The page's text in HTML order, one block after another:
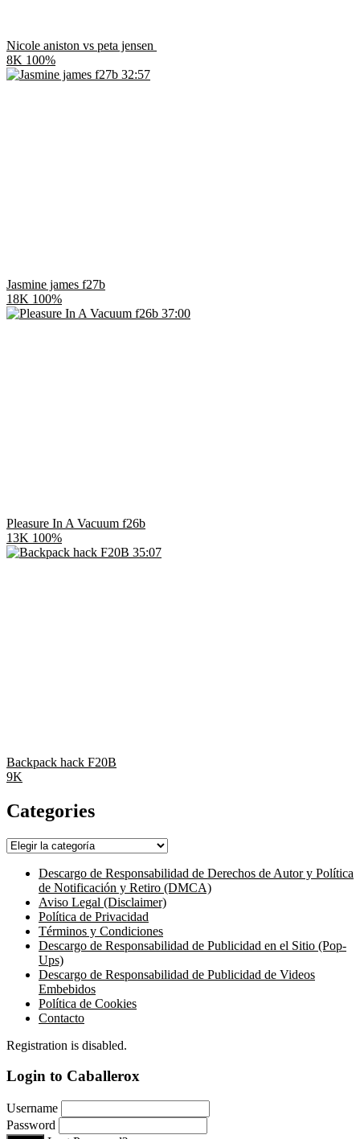
Nicole aniston vs peta jensen
8K 100%
32:57
Jasmine james f27b
18K 100%
37:00
Pleasure In A Vacuum f26b
13K 100%
35:07
Backpack hack F20B
9K
Categories
Categories
Descargo de Responsabilidad de Derechos de Autor y Política
de Notificación y Retiro (DMCA)
Aviso Legal (Disclaimer)
Política de Privacidad
Términos y Condiciones
Descargo de Responsabilidad de Publicidad en el Sitio (Pop-
Ups)
Descargo de Responsabilidad de Publicidad de Videos
Embebidos
Política de Cookies
Contacto
Registration is disabled.
Login to Caballerox
Username
Password